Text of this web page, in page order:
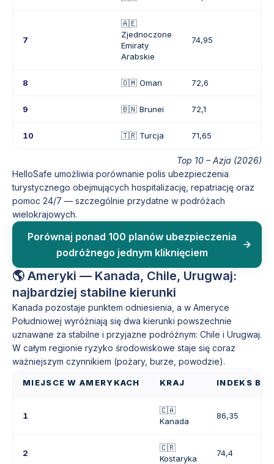
7
🇦🇪
Zjednoczone
Emiraty
Arabskie
74,95
8 🇴🇲 Oman 72,6
9 🇧🇳 Brunei 72,1
10 🇹🇷 Turcja 71,65
Top 10 – Azja (2026)
HelloSafe umożliwia porównanie polis ubezpieczenia
turystycznego obejmujących hospitalizację, repatriację oraz
pomoc 24/7 — szczególnie przydatne w podróżach
wielokrajowych.
Porównaj ponad 100 planów ubezpieczenia
podróżnego jednym kliknięciem
🌎 Ameryki — Kanada, Chile, Urugwaj:
najbardziej stabilne kierunki
Kanada pozostaje punktem odniesienia, a w Ameryce
Południowej wyróżniają się dwa kierunki powszechnie
uznawane za stabilne i przyjazne podróżnym: Chile i Urugwaj.
W całym regionie ryzyko środowiskowe staje się coraz
ważniejszym czynnikiem (pożary, burze, powodzie).
MIEJSCE W AMERYKACH KRAJ INDEKS
1
🇨🇦
Kanada
86,35
2
🇨🇷
Kostaryka
74,4